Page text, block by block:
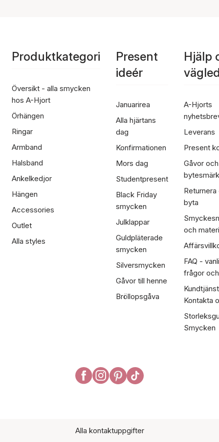
Produktkategori
Översikt - alla smycken
hos A-Hjort
Örhängen
Ringar
Armband
Halsband
Ankelkedjor
Hängen
Accessories
Outlet
Alla styles
Present
ideér
Januarirea
Alla hjärtans
dag
Konfirmationen
Mors dag
Studentpresent
Black Friday
smycken
Julklappar
Guldpläterade
smycken
Silversmycken
Gåvor till henne
Bröllopsgåva
Hjälp
A-Hjorts
Leverans
Present
Gåvor och
Returnera
byta
och
FAQ -
frågor
Kontakta
Smycken
Alla kontaktuppgifter